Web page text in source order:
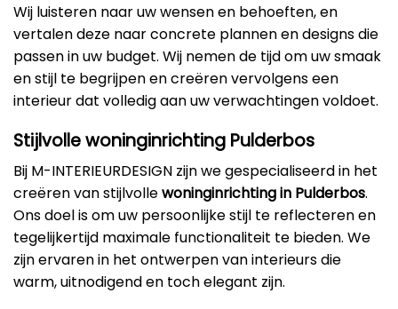
Wij luisteren naar uw wensen en behoeften, en
vertalen deze naar concrete plannen en designs die
passen in uw budget. Wij nemen de tijd om uw smaak
en stijl te begrijpen en creëren vervolgens een
interieur dat volledig aan uw verwachtingen voldoet.
Stijlvolle woninginrichting Pulderbos
Bij M-INTERIEURDESIGN zijn we gespecialiseerd in het
creëren van stijlvollewoninginrichting in Pulderbos.
Ons doel is om uw persoonlijke stijl te reflecteren en
tegelijkertijd maximale functionaliteit te bieden. We
zijn ervaren in het ontwerpen van interieurs die
warm, uitnodigend en toch elegant zijn.